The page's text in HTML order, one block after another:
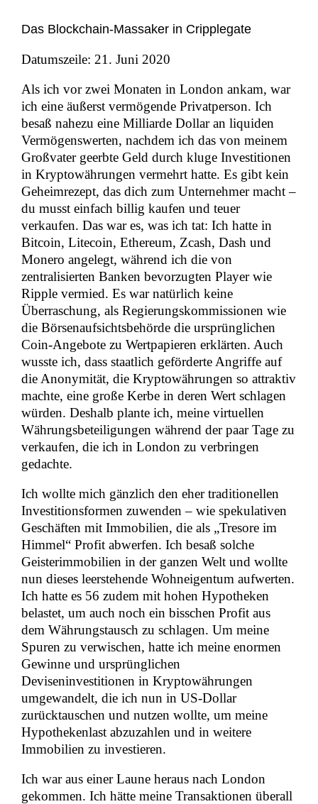
Das Blockchain-Massaker in Cripplegate
Datumszeile: 21. Juni 2020
Als ich vor zwei Monaten in London ankam, war
ich eine äußerst vermögende Privatperson. Ich
besaß nahezu eine Milliarde Dollar an liquiden
Vermögenswerten, nachdem ich das von meinem
Großvater geerbte Geld durch kluge Investitionen
in Kryptowährungen vermehrt hatte. Es gibt kein
Geheimrezept, das dich zum Unternehmer macht –
du musst einfach billig kaufen und teuer
verkaufen. Das war es, was ich tat: Ich hatte in
Bitcoin, Litecoin, Ethereum, Zcash, Dash und
Monero angelegt, während ich die von
zentralisierten Banken bevorzugten Player wie
Ripple vermied. Es war natürlich keine
Überraschung, als Regierungskommissionen wie
die Börsenaufsichtsbehörde die ursprünglichen
Coin-Angebote zu Wertpapieren erklärten. Auch
wusste ich, dass staatlich geförderte Angriffe auf
die Anonymität, die Kryptowährungen so attraktiv
machte, eine große Kerbe in deren Wert schlagen
würden. Deshalb plante ich, meine virtuellen
Währungsbeteiligungen während der paar Tage zu
verkaufen, die ich in London zu verbringen
gedachte.
Ich wollte mich gänzlich den eher traditionellen
Investitionsformen zuwenden – wie spekulativen
Geschäften mit Immobilien, die als „Tresore im
Himmel“ Profit abwerfen. Ich besaß solche
Geisterimmobilien in der ganzen Welt und wollte
nun dieses leerstehende Wohneigentum aufwerten.
Ich hatte es 56 zudem mit hohen Hypotheken
belastet, um auch noch ein bisschen Profit aus
dem Währungstausch zu schlagen. Um meine
Spuren zu verwischen, hatte ich meine enormen
Gewinne und ursprünglichen
Deviseninvestitionen in Kryptowährungen
umgewandelt, die ich nun in US-Dollar
zurücktauschen und nutzen wollte, um meine
Hypothekenlast abzuzahlen und in weitere
Immobilien zu investieren.
Ich war aus einer Laune heraus nach London
gekommen. Ich hätte meine Transaktionen überall